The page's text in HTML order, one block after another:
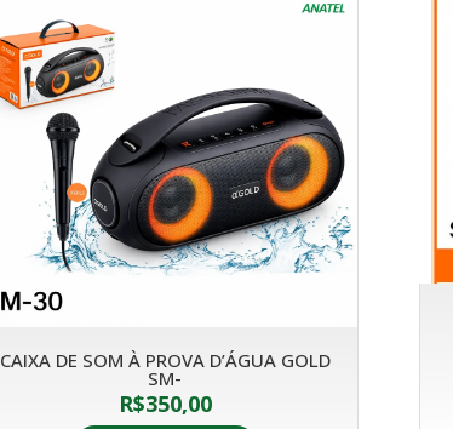
CAIXA DE SOM À PROVA D’ÁGUA GOLD
SM-
R$350,00